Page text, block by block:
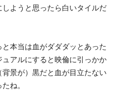
ようと思ったら白いタイルだ
と本当は血がダダダッとあった
アルにすると映倫に引っかか
景が）黒だと血が目立たない
ね。